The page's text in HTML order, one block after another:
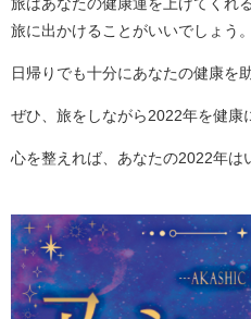
旅はあなたの健康運を上げてくれ
旅に出かけることがいいでしょう。
日帰りでも十分にあなたの健康を
ぜひ、旅をしながら2022年を健康
心を整えれば、あなたの2022年は